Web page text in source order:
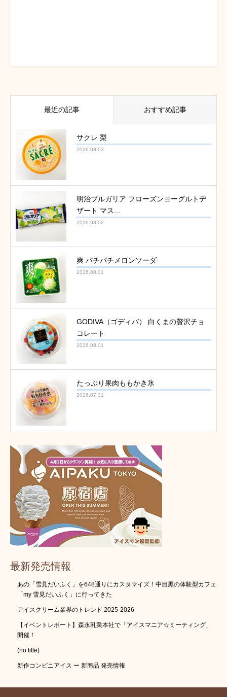
最近の記事 おすすめ記事
サクレ 梨
2026.08.03
明治ブルガリア フローズンヨーグルトデ
ザート マス...
2026.08.02
爽 パチパチメロンソーダ
2026.08.01
GODIVA（ゴディバ） 白くまの贅沢チョ
コレート
2026.08.01
たっぷり果肉ももかき氷
2026.07.31
最新発売情報
あの「雪見だいふく」を648通りにカスタマイズ！中目黒の体験型カフェ
「my 雪見だいふく」に行ってきた
アイスクリーム業界のトレンド 2025-2026
【イベントレポート】森永乳業本社で「アイスマニア☆ミーティング」
開催！
(no title)
新作コンビニアイス ー 新商品 発売情報